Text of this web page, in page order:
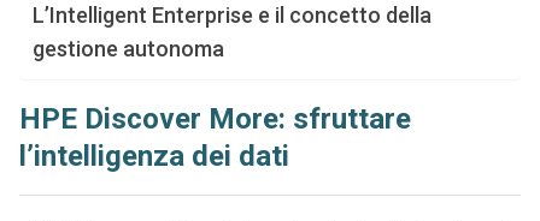
L’Intelligent Enterprise e il concetto della
gestione autonoma
HPE Discover More: sfruttare
l’intelligenza dei dati